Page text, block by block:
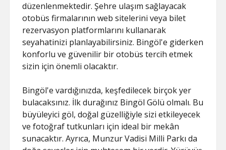
düzenlenmektedir. Şehre ulaşım sağlayacak
otobüs firmalarının web sitelerini veya bilet
rezervasyon platformlarını kullanarak
seyahatinizi planlayabilirsiniz. Bingöl'e giderken
konforlu ve güvenilir bir otobüs tercih etmek
sizin için önemli olacaktır.
Bingöl'e vardığınızda, keşfedilecek birçok yer
bulacaksınız. İlk durağınız Bingöl Gölü olmalı. Bu
büyüleyici göl, doğal güzelliğiyle sizi etkileyecek
ve fotoğraf tutkunları için ideal bir mekân
sunacaktır. Ayrıca, Munzur Vadisi Milli Parkı da